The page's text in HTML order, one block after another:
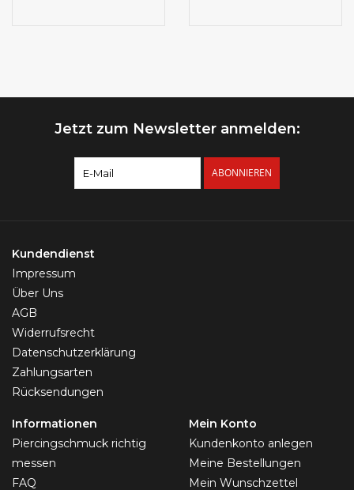
Jetzt zum Newsletter anmelden:
ABONNIEREN
Kundendienst
Impressum
Über Uns
AGB
Widerrufsrecht
Datenschutzerklärung
Zahlungsarten
Rücksendungen
Informationen
Piercingschmuck richtig
messen
FAQ
Mein Konto
Kundenkonto anlegen
Meine Bestellungen
Mein Wunschzettel